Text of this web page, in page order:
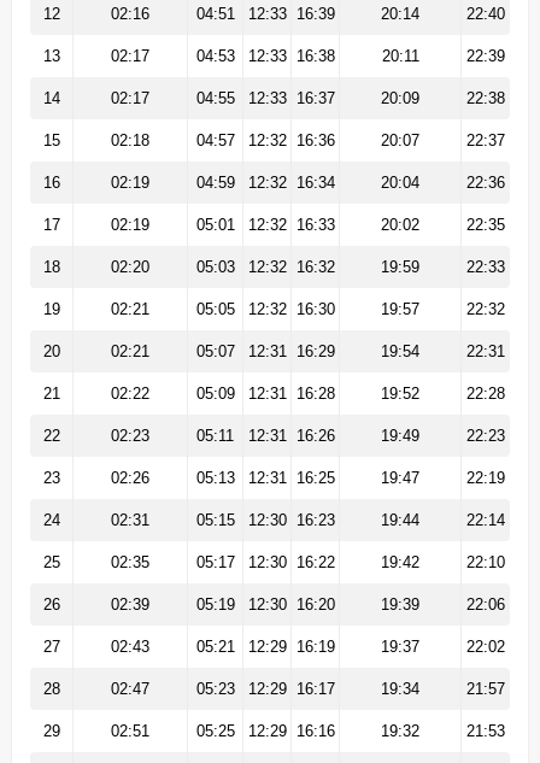
12 02:16 04:51 12:33 16:39 20:14 22:40
13 02:17 04:53 12:33 16:38 20:11 22:39
14 02:17 04:55 12:33 16:37 20:09 22:38
15 02:18 04:57 12:32 16:36 20:07 22:37
16 02:19 04:59 12:32 16:34 20:04 22:36
17 02:19 05:01 12:32 16:33 20:02 22:35
18 02:20 05:03 12:32 16:32 19:59 22:33
19 02:21 05:05 12:32 16:30 19:57 22:32
20 02:21 05:07 12:31 16:29 19:54 22:31
21 02:22 05:09 12:31 16:28 19:52 22:28
22 02:23 05:11 12:31 16:26 19:49 22:23
23 02:26 05:13 12:31 16:25 19:47 22:19
24 02:31 05:15 12:30 16:23 19:44 22:14
25 02:35 05:17 12:30 16:22 19:42 22:10
26 02:39 05:19 12:30 16:20 19:39 22:06
27 02:43 05:21 12:29 16:19 19:37 22:02
28 02:47 05:23 12:29 16:17 19:34 21:57
29 02:51 05:25 12:29 16:16 19:32 21:53